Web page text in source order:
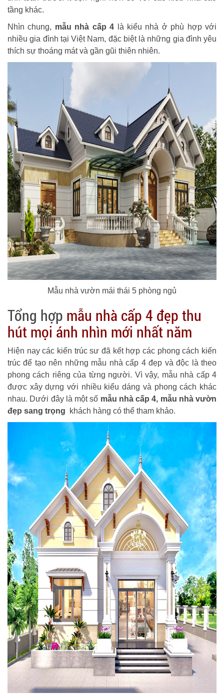
tầng khác.
Nhìn chung, mẫu nhà cấp 4 là kiểu nhà ở phù hợp với
nhiều gia đình tại Việt Nam, đặc biệt là những gia đình yêu
thích sự thoáng mát và gần gũi thiên nhiên.
Mẫu nhà vườn mái thái 5 phòng ngủ
Tổng hợp mẫu nhà cấp 4 đẹp thu
hút mọi ánh nhìn mới nhất năm
Hiện nay các kiến trúc sư đã kết hợp các phong cách kiến
trúc để tạo nên những mẫu nhà cấp 4 đẹp và độc là theo
phong cách riêng của từng người. Vì vậy, mẫu nhà cấp 4
được xây dựng với nhiều kiểu dáng và phong cách khác
nhau. Dưới đây là một số mẫu nhà cấp 4, mẫu nhà vườn
đẹp sang trọng
khách hàng có thể tham khảo.